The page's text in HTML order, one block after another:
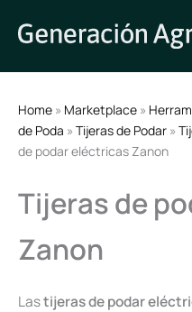
Home » Marketplace »
de Poda » Tijeras de Podar »
de podar eléctricas Zanon
Tijeras de
Zanon
Lastijeras de podar